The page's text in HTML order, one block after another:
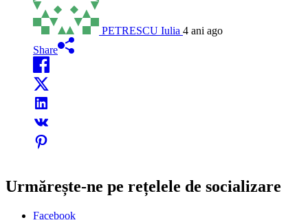
PETRESCU Iulia 4 ani ago
Share
Urmărește-ne pe rețelele de socializare
Facebook